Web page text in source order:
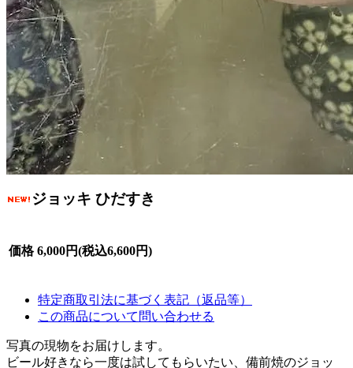
ジョッキ ひだすき
価格 6,000円(税込6,600円)
特定商取引法に基づく表記（返品等）
この商品について問い合わせる
写真の現物をお届けします。
ビール好きなら一度は試してもらいたい、備前焼のジョッ